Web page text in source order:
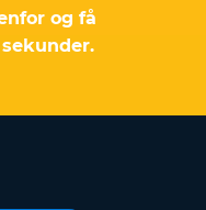
og få